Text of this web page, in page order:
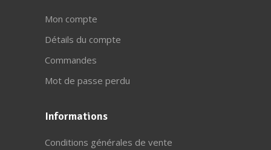
Mon compte
Détails du compte
Commandes
Mot de passe perdu
Informations
Conditions générales de vente